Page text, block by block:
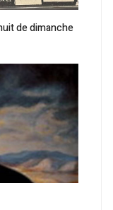
de dimanche